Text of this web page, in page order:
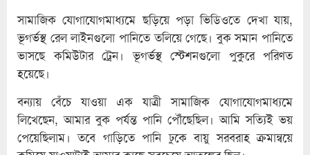
সামাজিক যোগাযোগমাধ্যমে ছড়িয়ে পড়া ভিডিওতে দেখা যায়,
ভূগর্ভস্থ রেল লাইনগুলো পানিতে তলিয়ে গেছে। বুক সমান পানিতে
ভাসছে কমিউটার ট্রেন। ভূগর্ভস্থ স্টেশনগুলো পুকুরে পরিণত
হয়েছে।
বন্যায় বেঁচে যাওয়া এক যাত্রী সামাজিক যোগাযোগমাধ্যমে
লিখেছেন, আমার বুক পর্যন্ত পানি পৌঁছেছিল। আমি সত্যিই ভয়
পেয়েছিলাম। তবে গাড়িতে পানি ঢুকে বায়ু সরবরাহ ক্রমান্বয়ে